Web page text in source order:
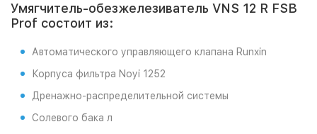
Умягчитель-обезжелезиватель VNS 12 R FSB
Prof состоит из:
Автоматического управляющего клапана Runxin
Корпуса фильтра Noyi 1252
Дренажно-распределительной системы
Солевого бака л